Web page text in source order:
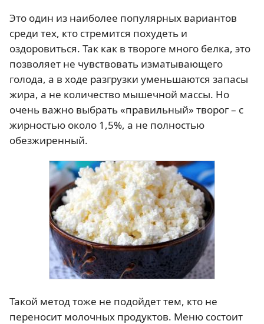
Это один из наиболее популярных вариантов
среди тех, кто стремится похудеть и
оздоровиться. Так как в твороге много белка, это
позволяет не чувствовать изматывающего
голода, а в ходе разгрузки уменьшаются запасы
жира, а не количество мышечной массы. Но
очень важно выбрать «правильный» творог – с
жирностью около 1,5%, а не полностью
обезжиренный.
Такой метод тоже не подойдет тем, кто не
переносит молочных продуктов. Меню состоит